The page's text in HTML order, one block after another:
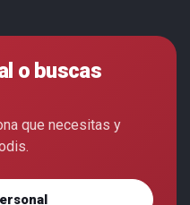
o buscas
que necesitas y